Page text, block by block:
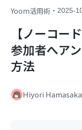
Yoom活用術 ・2025-
【ノーコー
参加者へア
方法
Hiyori Hamasaka